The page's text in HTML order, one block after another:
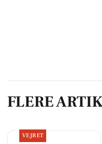
FLERE
VEJRET